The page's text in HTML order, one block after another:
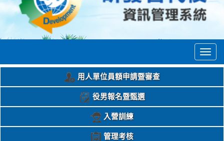
用人單位員額申請暨審查
役男報名暨甄選
入營訓練
管理考核